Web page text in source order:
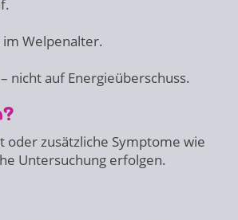
im Welpenalter.
nicht auf Energieüberschuss.
oder zusätzliche Symptome wie
Untersuchung erfolgen.